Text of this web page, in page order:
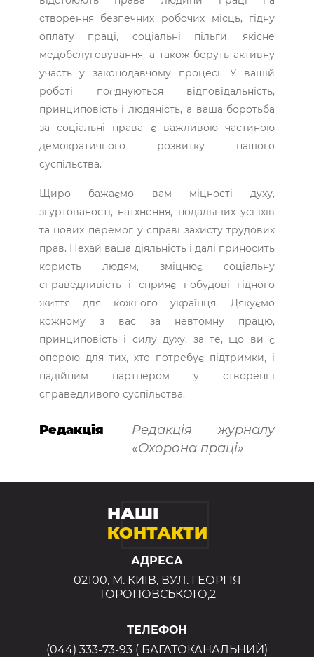
створення безпечних робочих місць, гідну
оплату праці, соціальні пільги, якісне
медобслуговування, а також беруть активну
участь у законодавчому процесі. У вашій
роботі поєднуються відповідальність,
принциповість і людяність, а ваша боротьба
за соціальні права є важливою частиною
демократичного розвитку нашого
суспільства.
Щиро бажаємо вам міцності духу,
згуртованості, натхнення, подальших успіхів
та нових перемог у справі захисту трудових
прав. Нехай ваша діяльність і далі приносить
користь людям, зміцнює соціальну
справедливість і сприяє побудові гідного
життя для кожного українця. Дякуємо
кожному з вас за невтомну працю,
принциповість і силу духу, за те, що ви є
опорою для тих, хто потребує підтримки, і
надійним партнером у створенні
справедливого суспільства.
Редакція
Редакція журналу
«Охорона праці»
НАШІ
КОНТАКТИ
АДРЕСА
02100, М. КИЇВ, ВУЛ. ГЕОРГІЯ
ТОРОПОВСЬКОГО,2
ТЕЛЕФОН
(044) 333-73-93 ( БАГАТОКАНАЛЬНИЙ)